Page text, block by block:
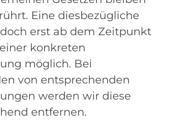
Eine diesbezügliche
erst ab dem Zeitpunkt
konkreten
möglich. Bei
von entsprechenden
werden wir diese
entfernen.